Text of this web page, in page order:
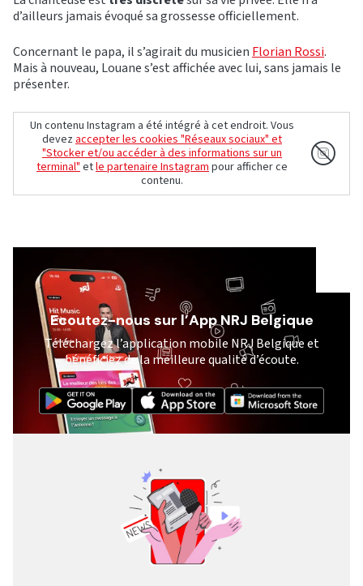
d’ailleurs jamais évoqué sa grossesse officiellement.
Concernant le papa, il s’agirait du musicien Florian Rossi.
Mais à nouveau, Louane s’est affichée avec lui, sans jamais le
présenter.
Un contenu Instagram a été intégré à cet endroit. Vous
devez accepter les cookies "Réseaux sociaux" et
"Stocker et/ou accéder à des informations sur un
terminal" etle partenaire Instagram pour afficher ce
contenu.
Ecoutez-nous sur l’App NRJ Belgique
Téléchargez l’application mobile NRJ Belgique et
bénéficiez de la meilleure qualité d’écoute.